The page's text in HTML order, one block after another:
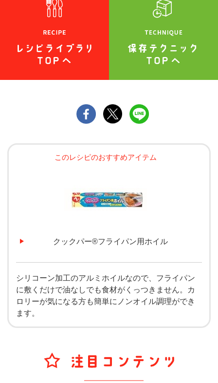
このレシピのおすすめアイテム
クックパー®フライパン用ホイル
シリコーン加工のアルミホイルなので、フライパン
に敷くだけで油なしでも食材がくっつきません。カ
ロリーが気になる方も簡単にノンオイル調理ができ
ます。